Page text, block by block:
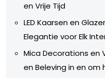
en Vrije Tijd
LED Kaarsen en
Elegantie voor Elk
Mica Decorations en
en Beleving in en om